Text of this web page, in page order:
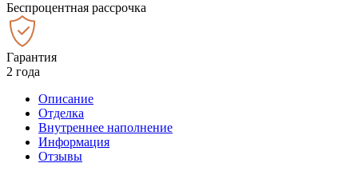
Беспроцентная рассрочка
Гарантия
2 года
Описание
Отделка
Внутреннее наполнение
Информация
Отзывы